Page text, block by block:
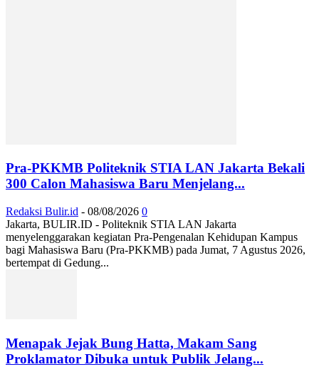
Pra-PKKMB Politeknik STIA LAN Jakarta Bekali
300 Calon Mahasiswa Baru Menjelang...
Redaksi Bulir.id - 08/08/2026 0
Jakarta, BULIR.ID - Politeknik STIA LAN Jakarta
menyelenggarakan kegiatan Pra-Pengenalan Kehidupan Kampus
bagi Mahasiswa Baru (Pra-PKKMB) pada Jumat, 7 Agustus 2026,
bertempat di Gedung...
Menapak Jejak Bung Hatta, Makam Sang
Proklamator Dibuka untuk Publik Jelang...